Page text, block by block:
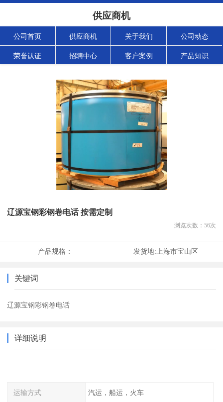
供应商机
公司首页 供应商机 关于我们 公司动态
荣誉认证 招聘中心 客户案例 产品知识
辽源宝钢彩钢卷电话 按需定制
浏览次数： 56次
产品规格： 发货地: 上海市宝山区
关键词
辽源宝钢彩钢卷电话
详细说明
运输方式 汽运，船运，火车